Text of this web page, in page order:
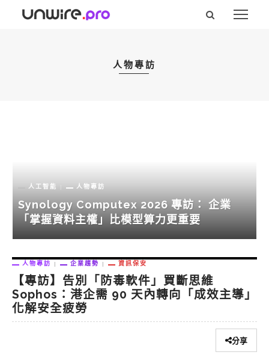
人物專訪
人工智能 人物專訪
Synology Computex 2026 專訪： 企業
「掌握資料主權」比模型算力更重要
人物專訪 企業趨勢 資訊保安
【專訪】告別「防毒軟件」買斷思維
Sophos：港企需 90 天內轉向「成效主導」
化解安全疲勞
分享